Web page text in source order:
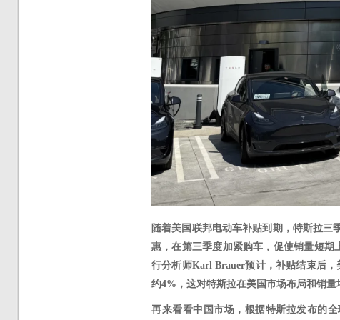
随着美国联邦电动车补贴到期，特斯拉三
惠，在第三季度加紧购车，促使销量短
行分析师Karl Brauer预计，补贴结束后
约4%，这对特斯拉在美国市场布局和销量
再来看看中国市场，根据特斯拉发布的